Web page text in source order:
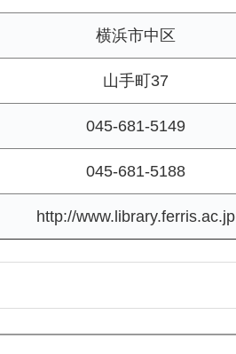
横浜市中区
山手町37
045-681-5149
045-681-5188
http://www.library.ferris.ac.jp